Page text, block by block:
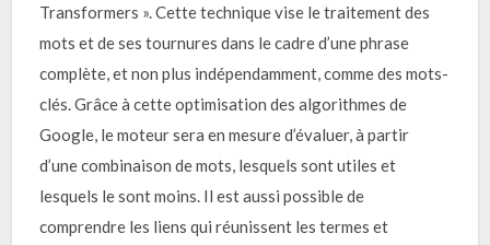
Transformers ». Cette technique vise le traitement des
mots et de ses tournures dans le cadre d’une phrase
complète, et non plus indépendamment, comme des mots-
clés. Grâce à cette optimisation des algorithmes de
Google, le moteur sera en mesure d’évaluer, à partir
d’une combinaison de mots, lesquels sont utiles et
lesquels le sont moins. Il est aussi possible de
comprendre les liens qui réunissent les termes et